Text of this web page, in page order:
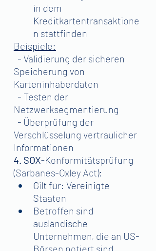
in dem
Kreditkartentransaktione
n stattfinden
Beispiele:
- Validierung der sicheren
Speicherung von
Karteninhaberdaten
- Testen der
Netzwerksegmentierung
- Überprüfung der
Verschlüsselung vertraulicher
Informationen
4. SOX-Konformitätsprüfung
(Sarbanes-Oxley Act):
Gilt für: Vereinigte
Staaten
Betroffen sind
ausländische
Unternehmen, die an US-
Börsen notiert sind